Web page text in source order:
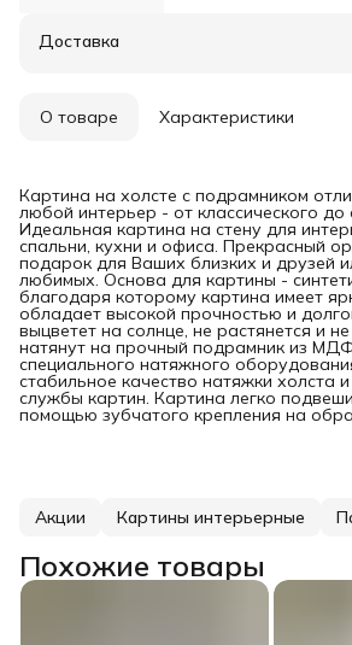
Доставка
О товаре Характеристики
Картина на холсте с подрамником
любой интерьер - от классического до
Идеальная картина на стену для
спальни, кухни и офиса. Прекрасный
подарок для Ваших близких и друзей
любимых. Основа для картины -
благодаря которому картина имеет
обладает высокой прочностью и
выцветет на солнце, не растянется и
натянут на прочный подрамник из
специального натяжного
стабильное качество натяжки холста
службы картин. Картина легко
помощью зубчатого крепления на
Акции Картины интерьерные
Похожие товары